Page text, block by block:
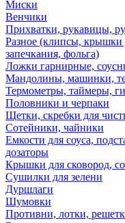
Миски
Венчики
Прихватки, рукавицы,
Разное (клипсы, крышки
запечкания, фольга)
Ложки гарнирные,
Мандолины, машинки,
Термометры, таймеры,
Половники и черпаки
Щетки, скребки для
Сотейники, чайники
Емкости для соуса,
дозаторы
Крышки для сковород,
Сушилки для зелени
Дуршлаги
Шумовки
Противни, лотки,